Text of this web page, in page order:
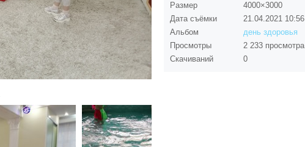
Размер
4000×3000
Дата съёмки
21.04.2021 10:56
Альбом
день здоровья
Просмотры
2 233 просмотра
Скачиваний
0